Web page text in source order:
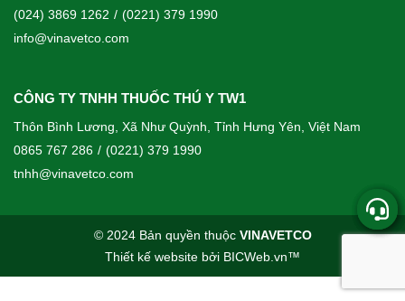
(024) 3869 1262 / (0221) 379 1990
info@vinavetco.com
CÔNG TY TNHH THUỐC THÚ Y TW1
Thôn Bình Lương, Xã Như Quỳnh, Tỉnh Hưng Yên, Việt Nam
0865 767 286 / (0221) 379 1990
tnhh@vinavetco.com
© 2024 Bản quyền thuộc VINAVETCO
Thiết kế website bởi BICWeb.vn™